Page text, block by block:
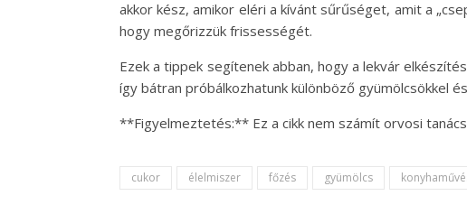
akkor kész, amikor eléri a kívánt sűrűséget, amit a
hogy megőrizzük frissességét.
Ezek a tippek segítenek abban, hogy a lekvár
így bátran próbálkozhatunk különböző gyümölcsökkel
**Figyelmeztetés:** Ez a cikk nem számít orvosi
cukor élelmiszer főzés gyümölcs